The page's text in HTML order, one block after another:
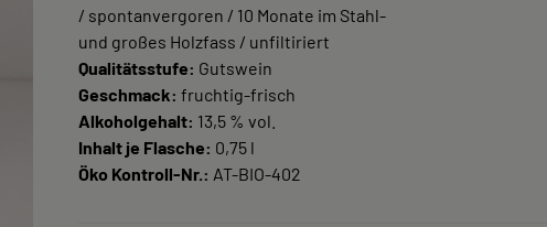
/ spontanvergoren / 10 Monate im Stahl-
und großes Holzfass / unfiltiriert
Qualitätsstufe: Gutswein
Geschmack: fruchtig-frisch
Alkoholgehalt: 13,5 % vol.
Inhalt je Flasche: 0,75 l
Öko Kontroll-Nr.: AT-BIO-402